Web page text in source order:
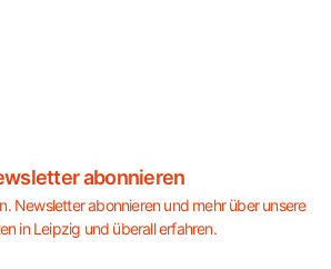
abonnieren
Newsletter abonnieren und mehr über unsere
in Leipzig und überall erfahren.